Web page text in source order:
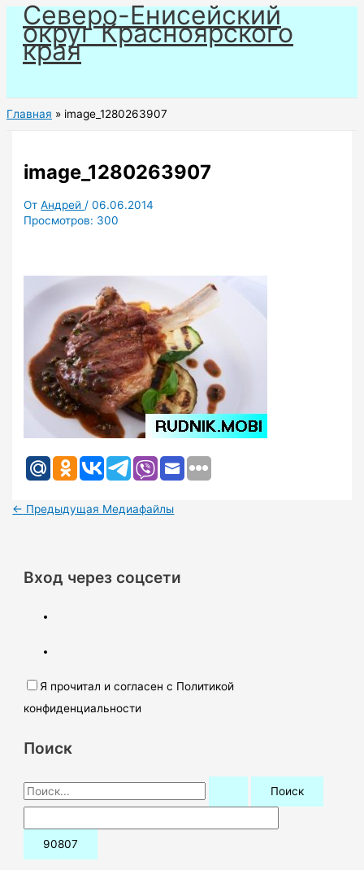
Перейти
содержимому
Северо-Енисейский
округ Красноярского
края
Главная image_1280263907
image_1280263907
ОтАндрей /06.06.2014
Просмотров: 300
← Предыдущая Медиафайлы
Вход через соцсети
Я прочитал и согласен с Политикой
конфиденциальности
Поиск
П
о
и